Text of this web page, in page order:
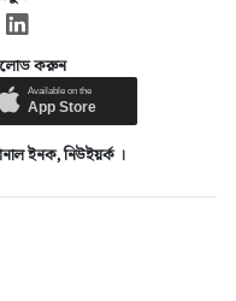
করুন
ইনক, নিউইয়র্ক ।